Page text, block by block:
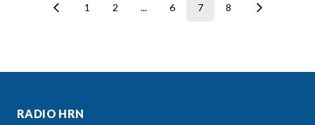
1 2 ... 6 7 8
RADIO HRN